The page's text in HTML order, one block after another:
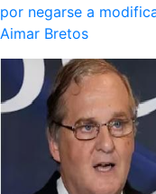
por negarse a
Aimar Bretos